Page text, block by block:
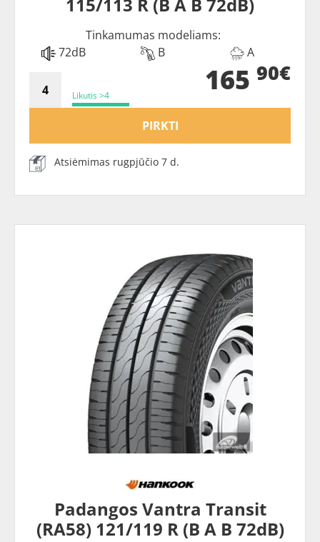
115/113 R (B A B 72dB)
Tinkamumas modeliams:
72dB
B A
Likutis >4 165 90€
PIRKTI
Atsiėmimas rugpjūčio 7 d.
Padangos Vantra Transit
(RA58) 121/119 R (B A B 72dB)